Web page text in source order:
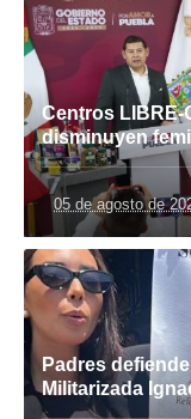
Centros LIBRE-
disminuyen
05 de agosto de
Padres
Militarizada